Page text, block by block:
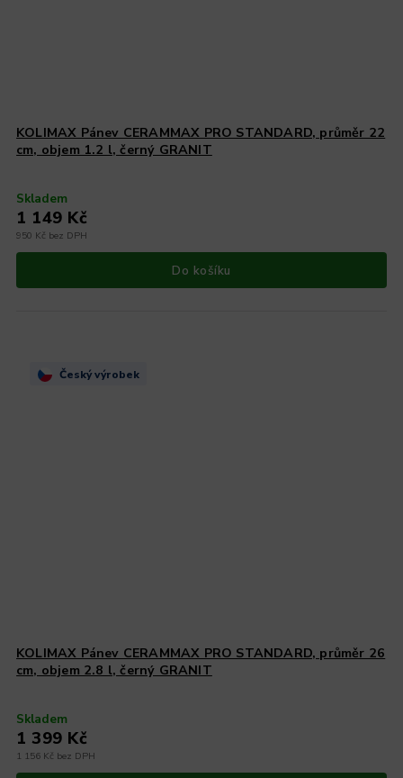
KOLIMAX Pánev CERAMMAX PRO STANDARD, průměr 22
cm, objem 1.2 l, černý GRANIT
Skladem
950 Kč bez DPH
1 149 Kč
Do košíku
Český výrobek
KOLIMAX Pánev CERAMMAX PRO STANDARD, průměr 26
cm, objem 2.8 l, černý GRANIT
Skladem
1 156 Kč bez DPH
1 399 Kč